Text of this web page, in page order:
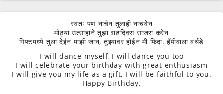
स्वतः पण नाचेन तुलाही नाचवेन
मोठ्या उत्साहाने तुझा वाढदिवस साजरा करेन
गिफ्टमध्ये तुला देईन माझी जान, तुझ्यावर होईन मी फिदा. हॅपीवाला बर्थडे
I will dance myself, I will dance you too
I will celebrate your birthday with great enthusiasm
I will give you my life as a gift, I will be faithful to you.
Happy Birthday.